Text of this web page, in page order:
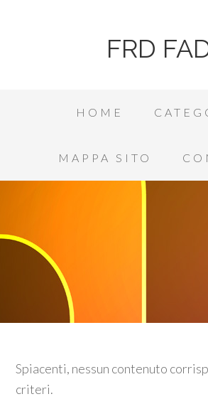
FRD
HOME
MAPPA SITO
Spiacenti, nessun contenuto
criteri.